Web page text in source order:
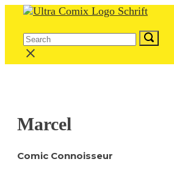
Skip
content
Home
Menu
Search
for:
Search
for:
Search
Close
search
Marcel
Comic Connoisseur